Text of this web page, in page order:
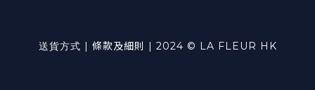
送貨方式 | 條款及細則 | 2024 © LA FLEUR HK